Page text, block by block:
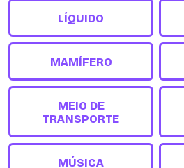
LÍQUIDO
MAMÍFERO
MEIO DE
TRANSPORTE
MÚSICA